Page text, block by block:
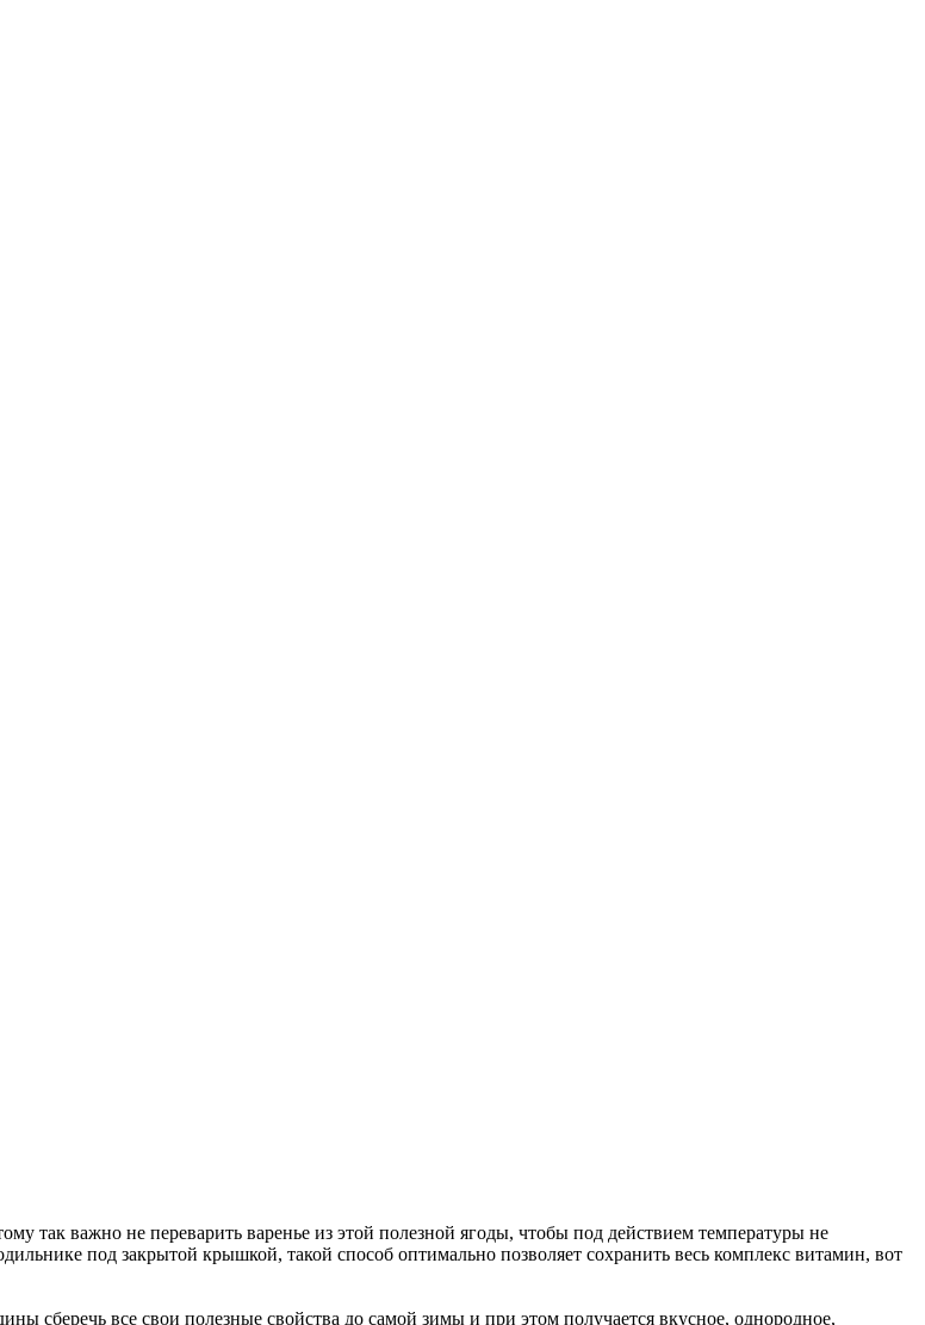
так важно не переварить варенье из этой полезной ягоды, чтобы под действием температуры не
под закрытой крышкой, такой способ оптимально позволяет сохранить весь комплекс витамин, вот
сберечь все свои полезные свойства до самой зимы и при этом получается вкусное, однородное,